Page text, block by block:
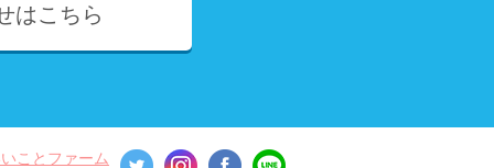
はこちら
ことファーム